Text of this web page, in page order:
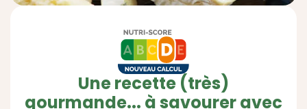
Une recette (très)
gourmande... à savourer avec